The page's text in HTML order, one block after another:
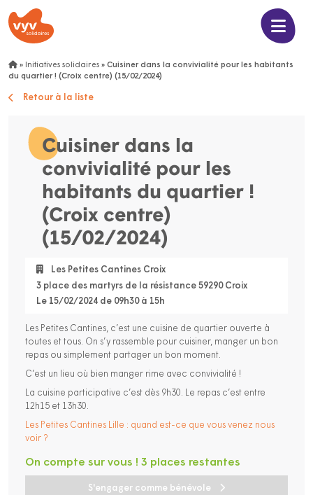
» Initiatives solidaires » Cuisiner dans la convivialité pour les habitants
du quartier ! (Croix centre) (15/02/2024)
Retour à la liste
Cuisiner dans la
convivialité pour les
habitants du quartier !
(Croix centre)
(15/02/2024)
Les Petites Cantines Croix
3 place des martyrs de la résistance 59290 Croix
Le 15/02/2024 de 09h30 à 15h
Les Petites Cantines, c’est une cuisine de quartier ouverte à
toutes et tous. On s’y rassemble pour cuisiner, manger un bon
repas ou simplement partager un bon moment.
C’est un lieu où bien manger rime avec convivialité !
La cuisine participative c’est dès 9h30. Le repas c’est entre
12h15 et 13h30.
Les Petites Cantines Lille : quand est-ce que vous venez nous
voir ?
S'engager comme bénévole
On compte sur vous ! 3 places restantes